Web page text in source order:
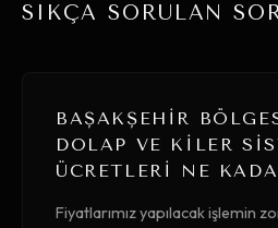
SIKÇA SORULAN
BAŞAKŞEHIR
DOLAP VE KILER
ÜCRETLERI NE
Fiyatlarımız yapılacak işlemin